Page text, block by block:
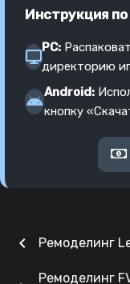
Инструкция
PC:
директорию
Android:
кнопку
chevron_left Ремоделинг
Ремоделинг